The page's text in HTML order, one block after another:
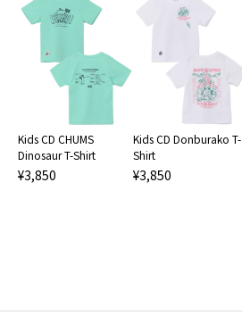
Kids CD CHUMS
Dinosaur T-Shirt
¥3,850
Kids CD Donburako T-
Shirt
¥3,850